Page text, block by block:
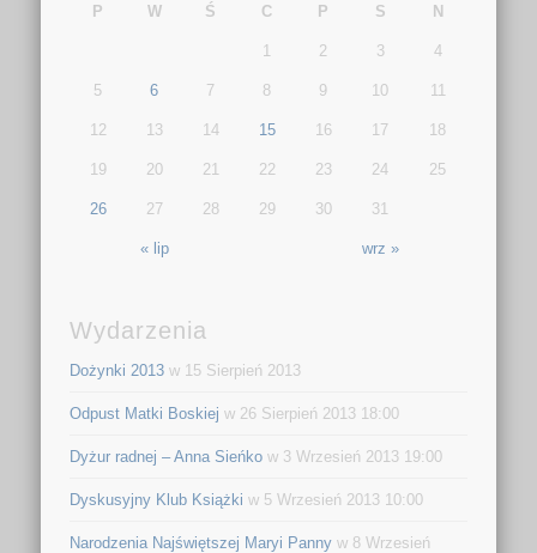
P
W Ś C P S N
« lip wrz »
1 2 3 4
5 6 7 8 9 10 11
12 13 14 15 16 17 18
19 20 21 22 23 24 25
26 27 28 29 30 31
Wydarzenia
Dożynki 2013 w 15 Sierpień 2013
Odpust Matki Boskiej w 26 Sierpień 2013 18:00
Dyżur radnej – Anna Sieńko w 3 Wrzesień 2013 19:00
Dyskusyjny Klub Książki w 5 Wrzesień 2013 10:00
Narodzenia Najświętszej Maryi Panny w 8 Wrzesień